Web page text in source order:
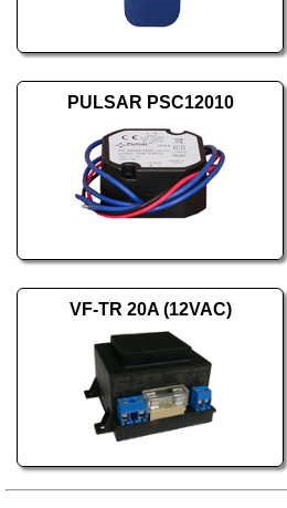
PULSAR PSC12010
VF-TR 20A (12VAC)